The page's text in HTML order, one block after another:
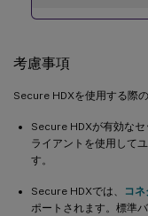
考慮事項
Secure HDXを使用する際
Secure HDXが有効な
ライアントを使用して
す。
Secure HDXでは、 コ
ポートされます。標準